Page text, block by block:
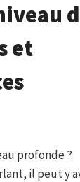
et
profonde ?
il peut y